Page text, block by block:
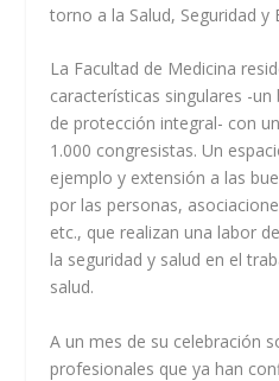
torno a la Salud, Seguridad y
La Facultad de Medicina
características singulares -
de protección integral- con
1.000 congresistas. Un
ejemplo y extensión a las
por las personas,
etc., que realizan una labor
la seguridad y salud en el
salud.
A un mes de su celebración
profesionales que ya han